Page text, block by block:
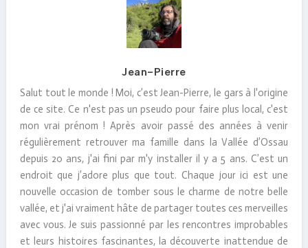
Jean-Pierre
Salut tout le monde ! Moi, c’est Jean-Pierre, le gars à l'origine
de ce site. Ce n'est pas un pseudo pour faire plus local, c'est
mon vrai prénom ! Après avoir passé des années à venir
régulièrement retrouver ma famille dans la Vallée d’Ossau
depuis 20 ans, j'ai fini par m'y installer il y a 5 ans. C’est un
endroit que j’adore plus que tout. Chaque jour ici est une
nouvelle occasion de tomber sous le charme de notre belle
vallée, et j'ai vraiment hâte de partager toutes ces merveilles
avec vous. Je suis passionné par les rencontres improbables
et leurs histoires fascinantes, la découverte inattendue de